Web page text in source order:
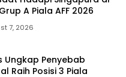
A Piala AFF 2026
7, 2026
Ungkap Penyebab
Raih Posisi 3 Piala